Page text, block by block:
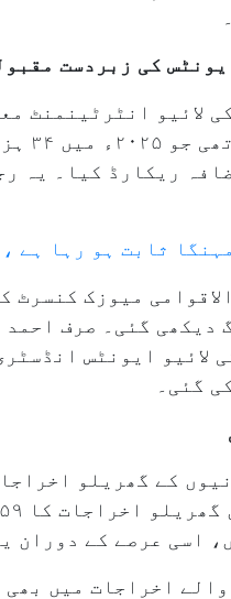
کی زبردست
لائیو انٹرٹینمنٹ
۶۸۲ فیصد کا اضافہ
ثابت ہو رہا ہے
گئی۔
کے گھریلو
یہ حصہ ۴۸ فیصد سے کم ہو کر ۳۹ فیصد
اخراجات میں